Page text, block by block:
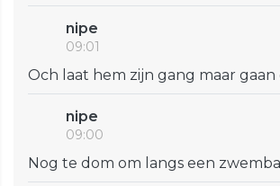
nipe
09:01
Och laat hem zijn gang maar gaan
nipe
09:00
Nog te dom om langs een